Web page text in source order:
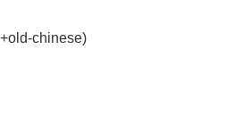
chinese)